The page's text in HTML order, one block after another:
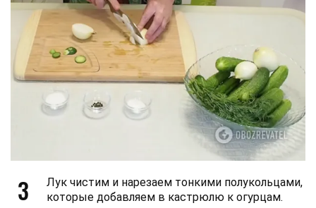
3
Лук чистим и нарезаем тонкими полукольцами,
которые добавляем в кастрюлю к огурцам.